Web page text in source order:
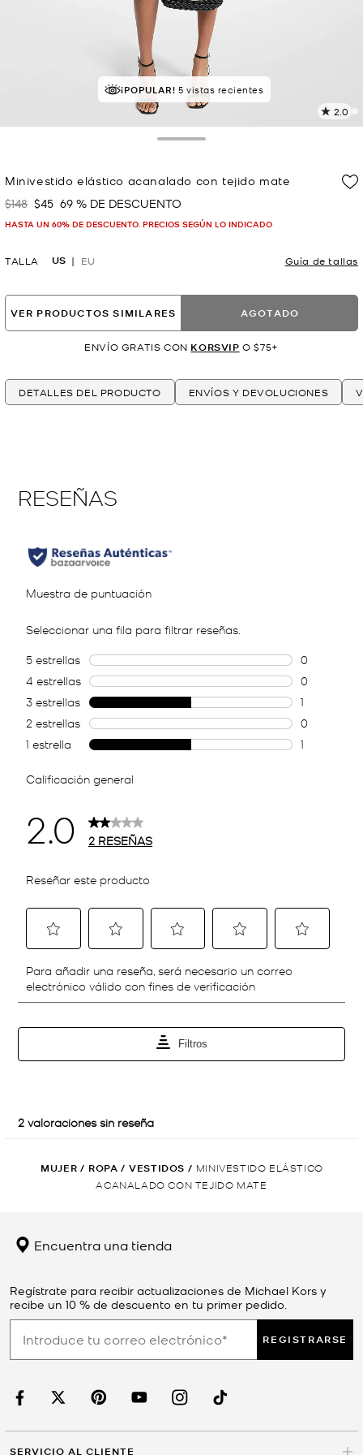
¡POPULAR! 5 vistas recientes
2.0
2
Minivestido elástico acanalado con tejido mate
Era
$148 Ahora
$45 69 % DE DESCUENTO
HASTA UN 60% DE DESCUENTO. PRECIOS SEGÚN LO INDICADO
TALLA US EU Guía de tallas
VER PRODUCTOS SIMILARES AGOTADO
ENVÍO GRATIS CON KORSVIP O $75+
DETALLES DEL PRODUCTO ENVÍOS Y DEVOLUCIONES
MUJER / ROPA / VESTIDOS / MINIVESTIDO ELÁSTICO
ACANALADO CON TEJIDO MATE
Encuentra una tienda
Regístrate para recibir actualizaciones de Michael Kors y
recibe un 10 % de descuento en tu primer pedido.
REGISTRARSE
SERVICIO AL CLIENTE